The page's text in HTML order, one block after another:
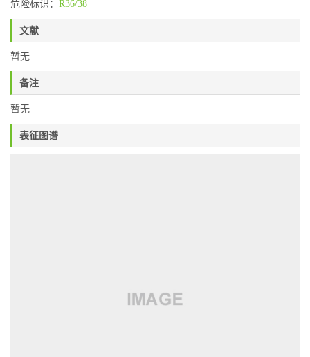
危险标识： R36/38
文献
暂无
备注
暂无
表征图谱